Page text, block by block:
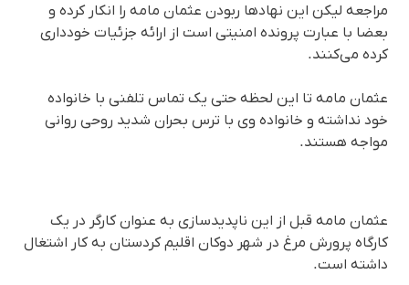
مراجعه لیکن این نهادها ربودن عثمان مامه را انکار کرده و
بعضا با عبارت پرونده امنیتی است از ارائه جزئیات خودداری
کرده‌ می‌کنند.
عثمان مامه تا این لحظه حتی یک تماس تلفنی با خانواده
خود نداشته و خانواده وی با ترس بحران شدید روحی روانی
مواجه هستند.
عثمان مامه قبل از این ناپدیدسازی به عنوان کارگر در یک
کارگاه پرورش مرغ در شهر دوکان اقلیم کردستان به کار اشتغال
داشته است.